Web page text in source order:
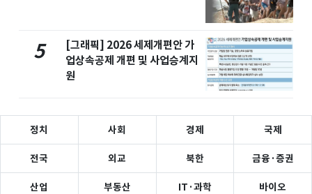
5
[그래픽] 2026 세제개편안 가
업상속공제 개편 및 사업승계지
원
정치 사회 경제 국제
전국 외교 북한 금융·증권
산업 부동산 IT·과학 바이오